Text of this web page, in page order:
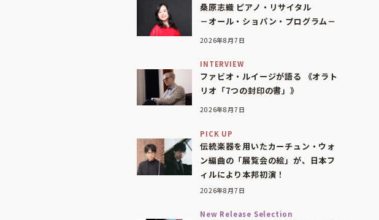
桑原志織 ピアノ・リサイタル
－オール・ショパン・プログラム－
2026年8月7日
INTERVIEW
ファビオ・ルイージが語る 《オラト
リオ「7つの封印の書」》
2026年8月7日
PICK UP
伝統楽器を用いたカーチュン・ウォ
ン編曲の「展覧会の絵」が、日本フ
ィルにより本邦初演！
2026年8月7日
New Release Selection